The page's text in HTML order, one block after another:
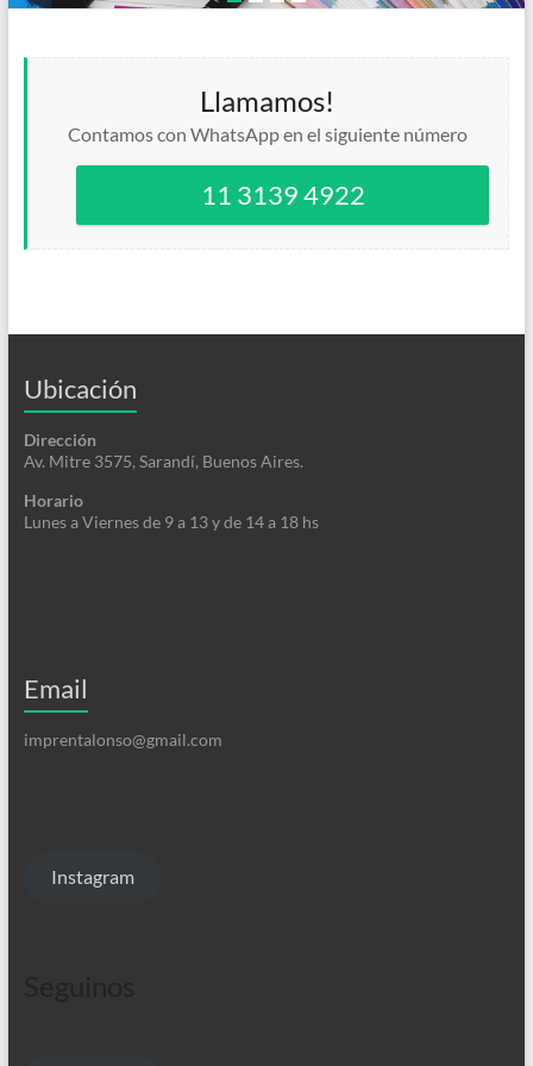
Llamamos!
Contamos con WhatsApp en el siguiente número
11 3139 4922
Ubicación
Dirección
Av. Mitre 3575, Sarandí, Buenos Aires.
Horario
Lunes a Viernes de 9 a 13 y de 14 a 18 hs
Email
imprentalonso@gmail.com
Instagram